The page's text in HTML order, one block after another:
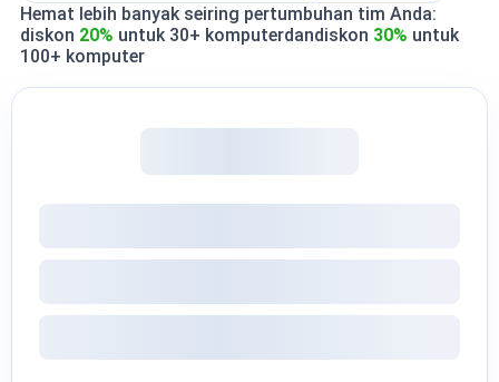
Hemat lebih banyak seiring pertumbuhan tim Anda:
diskon 20% untuk 30+ komputerdandiskon 30% untuk
100+ komputer